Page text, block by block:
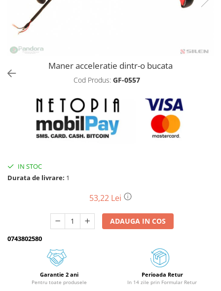
Scutere electrice
Scutere pe benzina
Tricicluri cargo fara permis
Tricicluri persoane
Trotinete electrice
Biciclete, trotinete, triciclete
Triciclete
Motoburghie si accesorii
Motoburghie
Drujbe, fierastraie electrice
Consumabile drujbe, fierastraie
Drujbe electrice
Unelte electrice busteni
Mori cereale si batoze porumb
Batoze - mori desfacat porumb
Maner acceleratie dintr-o bucata
Cod Produs: GF-0557
IN STOC
Durata de livrare: 1
53,22 Lei
ADAUGA IN COS
0743802580
Garantie 2 ani
Pentru toate produsele
Perioada Retur
In 14 zile prin Formular Retur